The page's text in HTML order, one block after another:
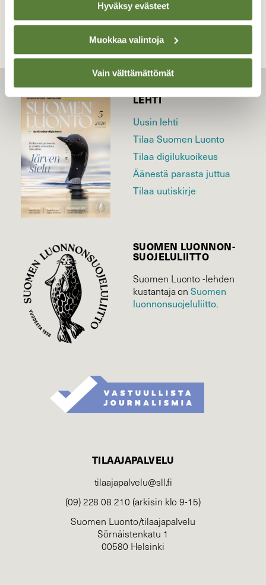
Hyväksy evästeet
Muokkaa valintoja
Vain välttämättömät
LEHTI
Uusin lehti
Tilaa Suomen Luonto
Tilaa digilukuoikeus
Äänestä parasta juttua
Tilaa uutiskirje
SUOMEN LUONNON­
SUOJELU­LIITTO
Suomen Luonto -lehden
kustantaja onSuomen
luonnonsuojelu­liitto.
TILAAJAPALVELU
tilaajapalvelu@sll.fi
(09) 228 08 210 (arkisin klo 9-15)
Suomen Luonto/tilaajapalvelu
Sörnäistenkatu 1
00580 Helsinki